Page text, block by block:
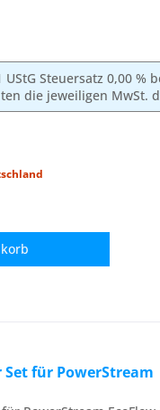
UStG Steuersatz 0,00
die jeweiligen MwSt.
Set für PowerStream